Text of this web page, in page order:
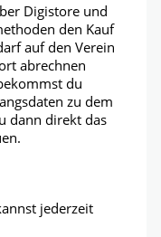
Digistore und
den Kauf
auf den Verein
abrechnen
du
zu dem
dann direkt das
jederzeit